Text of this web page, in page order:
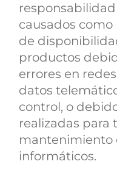
causados
de
productos
errores en
datos
control, o
realizadas para
mantenimiento
informáticos.